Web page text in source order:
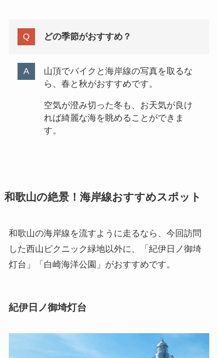
どの季節がおすすめ？
山頂でバイクと海岸線の写真を取るな
ら、春と秋がおすすめです。
空気が澄み切った冬も、お天気が良け
れば綺麗な海を眺めることができま
す。
和歌山の絶景！海岸線おすすめスポット
和歌山の海岸線を流すように走るなら、今回訪問
した西山ピクニック緑地以外に、「紀伊日ノ御埼
灯台」「白崎海洋公園」がおすすめです。
紀伊日ノ御埼灯台